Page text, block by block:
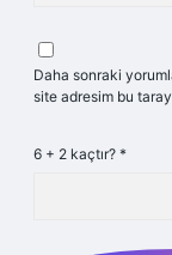
Daha sonraki
site adresim bu
6 + 2 kaçtır? *